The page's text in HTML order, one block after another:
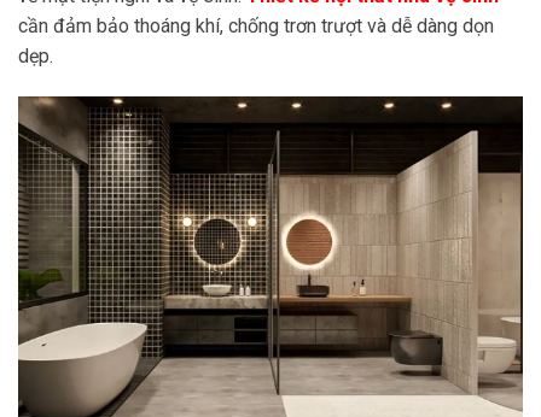
cần đảm bảo thoáng khí, chống trơn trượt và dễ dàng dọn
dẹp.